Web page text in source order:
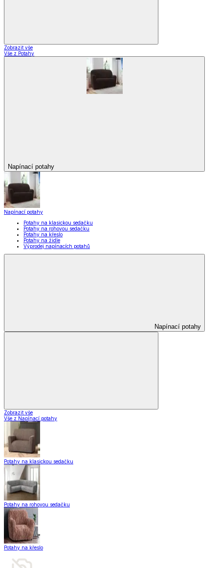
Zobrazit vše
Vše z Potahy
Napínací potahy
Napínací potahy
Potahy na klasickou sedačku
Potahy na rohovou sedačku
Potahy na křeslo
Potahy na židle
Výprodej napínacích potahů
Napínací potahy
Zobrazit vše
Vše z Napínací potahy
Potahy na klasickou sedačku
Potahy na rohovou sedačku
Potahy na křeslo